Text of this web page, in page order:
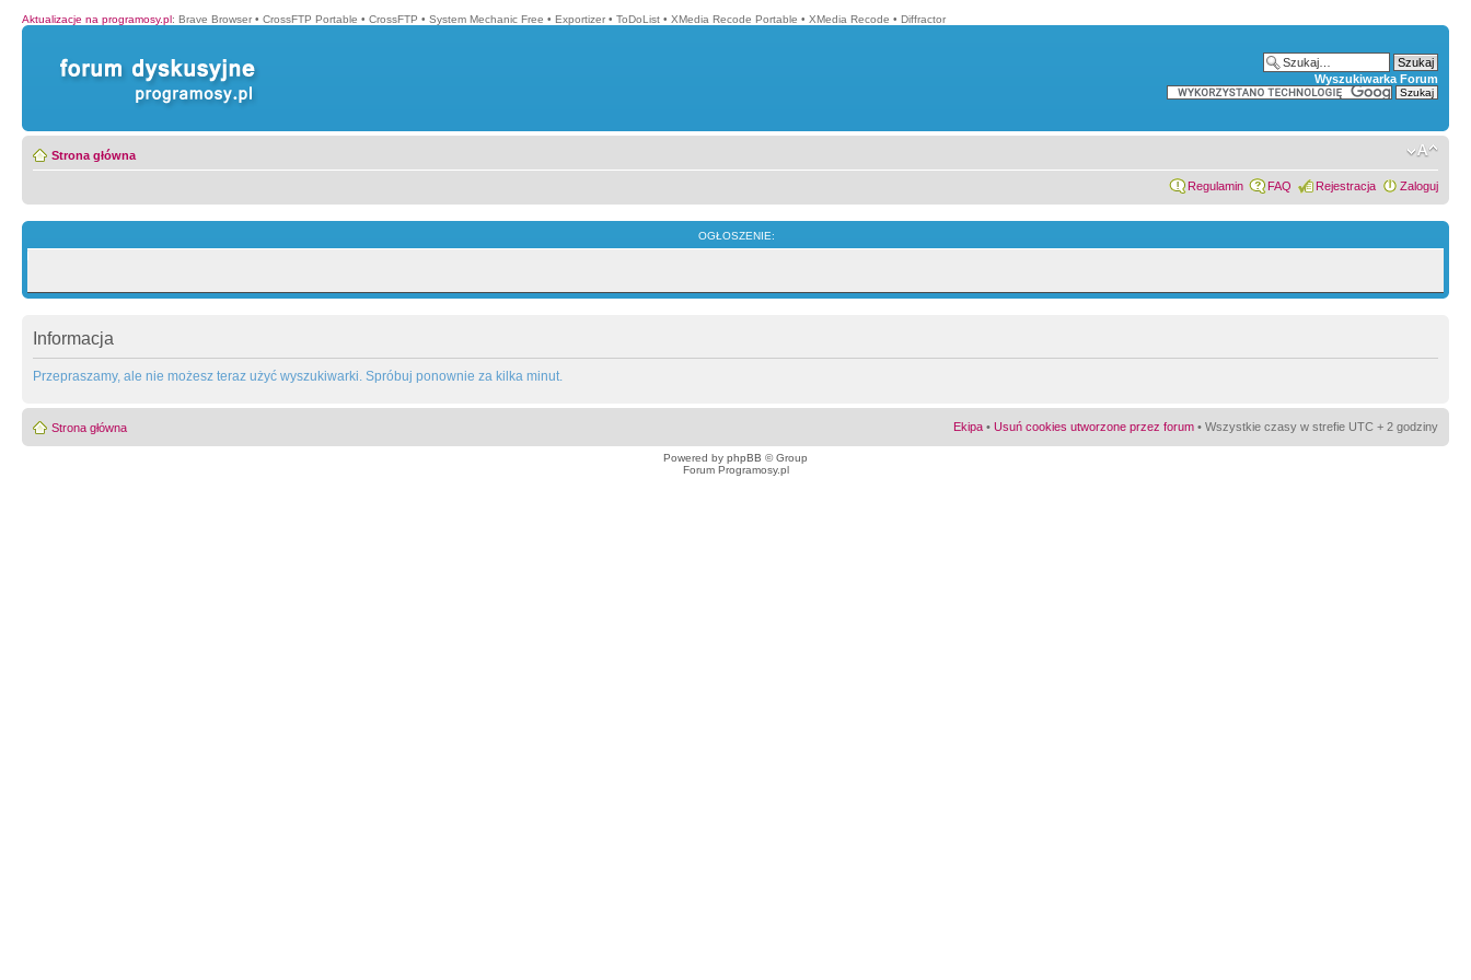
Aktualizacje na programosy.pl: Brave Browser • CrossFTP Portable • CrossFTP • System Mechanic Free • Exportizer • ToDoList • XMedia Recode Portable • XMedia Recode • Diffractor
Wyszukiwarka Forum
Strona główna
Regulamin FAQ Rejestracja Zaloguj
OGŁOSZENIE:
Informacja
Przepraszamy, ale nie możesz teraz użyć wyszukiwarki. Spróbuj ponownie za kilka minut.
Strona główna Ekipa • Usuń cookies utworzone przez forum • Wszystkie czasy w strefie UTC + 2 godziny
Powered by phpBB © Group
Forum Programosy.pl